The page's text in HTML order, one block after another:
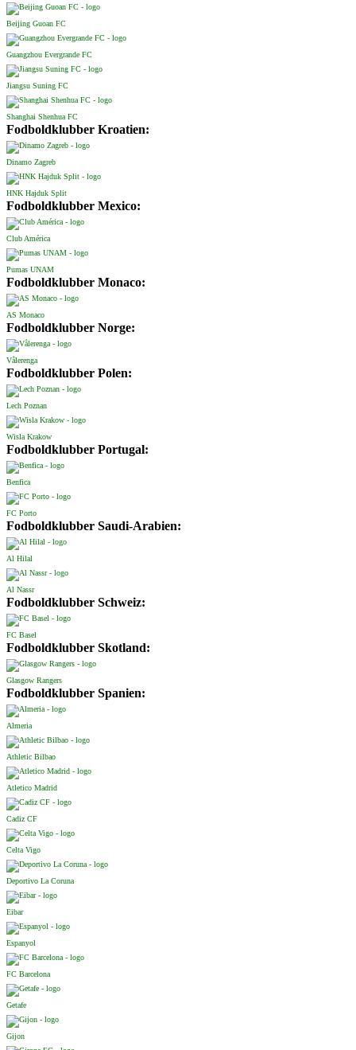
Beijing Guoan FC
Guangzhou Evergrande FC
Jiangsu Suning FC
Shanghai Shenhua FC
Fodboldklubber Kroatien:
Dinamo Zagreb
HNK Hajduk Split
Fodboldklubber Mexico:
Club América
Pumas UNAM
Fodboldklubber Monaco:
AS Monaco
Fodboldklubber Norge:
Vålerenga
Fodboldklubber Polen:
Lech Poznan
Wisla Krakow
Fodboldklubber Portugal:
Benfica
FC Porto
Fodboldklubber Saudi-Arabien:
Al Hilal
Al Nassr
Fodboldklubber Schweiz:
FC Basel
Fodboldklubber Skotland:
Glasgow Rangers
Fodboldklubber Spanien:
Almeria
Athletic Bilbao
Atletico Madrid
Cadiz CF
Celta Vigo
Deportivo La Coruna
Eibar
Espanyol
FC Barcelona
Getafe
Gijon